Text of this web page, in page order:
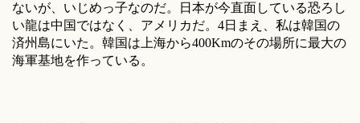
ないが、いじめっ子なのだ。日本が今直面している恐ろし
い龍は中国ではなく、アメリカだ。4日まえ、私は韓国の
済州島にいた。韓国は上海から400Kmのその場所に最大の
海軍基地を作っている。